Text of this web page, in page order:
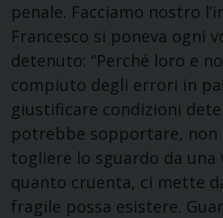
penale. Facciamo nostro
Francesco si poneva ogni
detenuto: “Perché loro e
compiuto degli errori in
giustificare condizioni
potrebbe sopportare, non
togliere lo sguardo da una
quanto cruenta, ci mette
fragile possa esistere.